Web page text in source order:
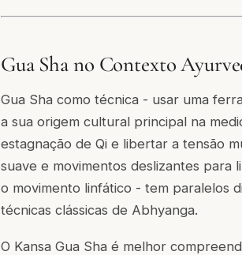
Gua Sha no Contexto
Gua Sha como técnica - usar uma
a sua origem cultural principal na
estagnação de Qi e libertar a tensão
suave e movimentos deslizantes para
o movimento linfático - tem paralelos
técnicas clássicas de Abhyanga.
O Kansa Gua Sha é melhor